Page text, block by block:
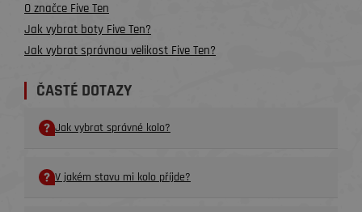
O značce Five Ten
Jak vybrat boty Five Ten?
Jak vybrat správnou velikost Five Ten?
ČASTÉ DOTAZY
Jak vybrat správné kolo?
V jakém stavu mi kolo příjde?